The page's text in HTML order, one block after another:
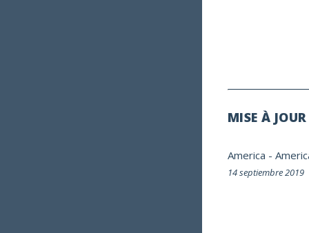
MISE À
America -
14 septiembre 2019